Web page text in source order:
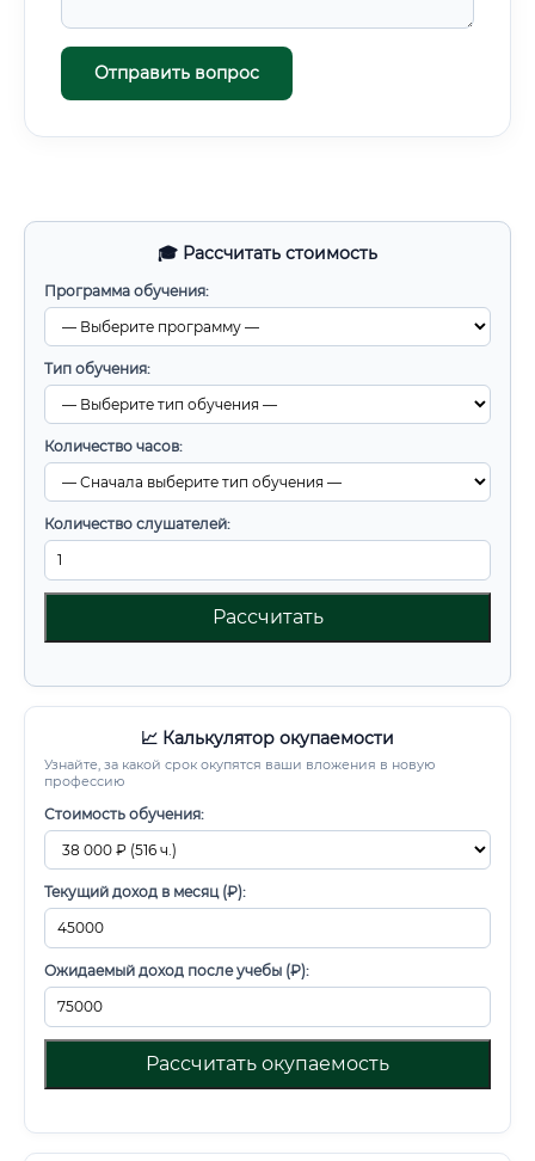
🎓 Рассчитать стоимость
Программа обучения:
Тип обучения:
Количество часов:
Количество слушателей:
Рассчитать
📈 Калькулятор окупаемости
Узнайте, за какой срок окупятся ваши вложения в новую
профессию
Стоимость обучения:
Текущий доход в месяц (₽):
Ожидаемый доход после учебы (₽):
Рассчитать окупаемость
Отправить вопрос